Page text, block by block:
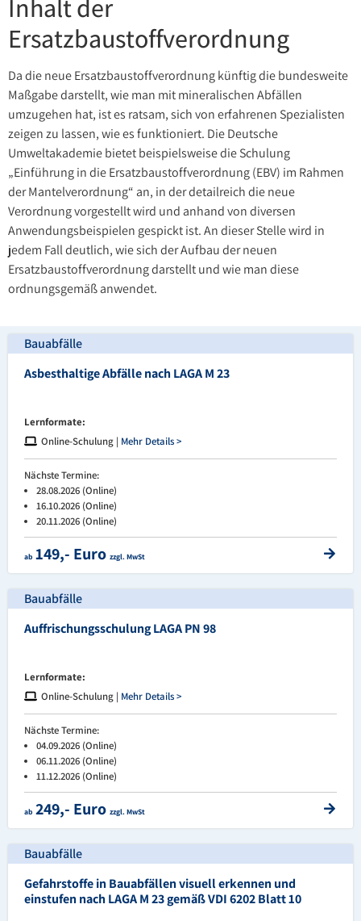
Inhalt der
Ersatzbaustoffverordnung
Da die neue Ersatzbaustoffverordnung künftig die bundesweite
Maßgabe darstellt, wie man mit mineralischen Abfällen
umzugehen hat, ist es ratsam, sich von erfahrenen Spezialisten
zeigen zu lassen, wie es funktioniert. Die Deutsche
Umweltakademie bietet beispielsweise die Schulung
„Einführung in die Ersatzbaustoffverordnung (EBV) im Rahmen
der Mantelverordnung“ an, in der detailreich die neue
Verordnung vorgestellt wird und anhand von diversen
Anwendungsbeispielen gespickt ist. An dieser Stelle wird in
jedem Fall deutlich, wie sich der Aufbau der neuen
Ersatzbaustoffverordnung darstellt und wie man diese
ordnungsgemäß anwendet.
Bauabfälle
Asbesthaltige Abfälle nach LAGA M 23
Lernformate:
Online-Schulung | Mehr Details >
Nächste Termine:
28.08.2026 (Online)
16.10.2026 (Online)
20.11.2026 (Online)
ab 149,- Euro zzgl. MwSt
Bauabfälle
Auffrischungsschulung LAGA PN 98
Lernformate:
Online-Schulung | Mehr Details >
Nächste Termine:
04.09.2026 (Online)
06.11.2026 (Online)
11.12.2026 (Online)
ab 249,- Euro zzgl. MwSt
Bauabfälle
Gefahrstoffe in Bauabfällen visuell erkennen und
einstufen nach LAGA M 23 gemäß VDI 6202 Blatt 10